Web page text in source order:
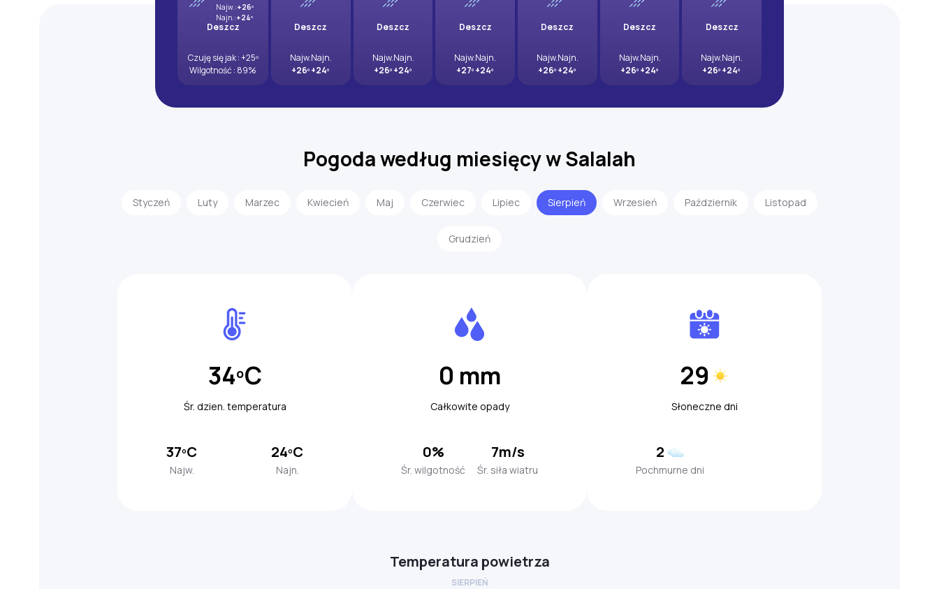
Deszcz
Najw.:+26º
Najn.:+24º
Czuję się jak : +25º
Wilgotność : 89%
Deszcz
Najw.
+26º
Najn.
+24º
Deszcz
Najw.
+26º
Najn.
+24º
Deszcz
Najw.
+27º
Najn.
+24º
Deszcz
Najw.
+26º
Najn.
+24º
Deszcz
Najw.
+26º
Najn.
+24º
Deszcz
Najw.
+26º
Najn.
+24º
Pogoda według miesięcy w Salalah
Styczeń Luty Marzec Kwiecień Maj Czerwiec Lipiec Sierpień Wrzesień Październik Listopad
Grudzień
34ºC
Śr. dzien. temperatura
37ºC
Najw.
24ºC
Najn.
0 mm
Całkowite opady
0%
Śr. wilgotność
7m/s
Śr. siła wiatru
29
Słoneczne dni
2
Pochmurne dni
Temperatura powietrza
SIERPIEŃ